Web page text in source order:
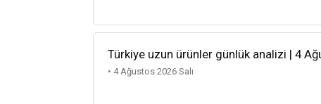
Türkiye uzun ürünler günlük analizi | 4
• 4 Ağustos 2026 Salı